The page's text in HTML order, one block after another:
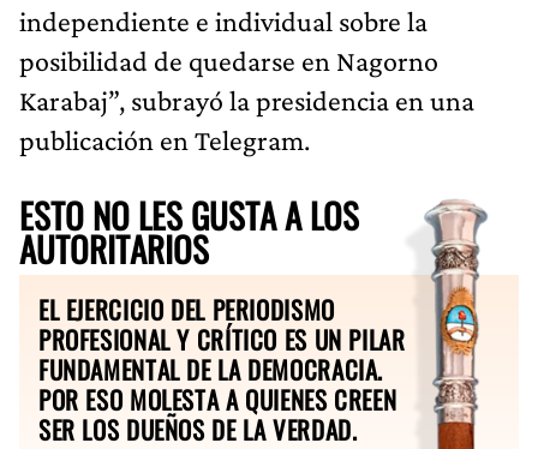
independiente e individual sobre la
posibilidad de quedarse en Nagorno
Karabaj”, subrayó la presidencia en una
publicación en Telegram.
ESTO NO LES GUSTA A LOS
AUTORITARIOS
EL EJERCICIO DEL PERIODISMO
PROFESIONAL Y CRÍTICO ES UN PILAR
FUNDAMENTAL DE LA DEMOCRACIA.
POR ESO MOLESTA A QUIENES CREEN
SER LOS DUEÑOS DE LA VERDAD.